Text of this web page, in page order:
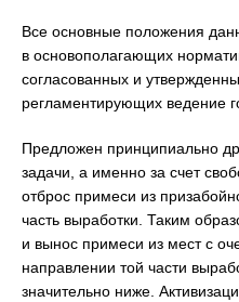
Все основные положения
в основополагающих
согласованных и
регламентирующих ведение
Предложен принципиально
задачи, а именно за счет
отброс примеси из
часть выработки. Таким
и вынос примеси из мест с
направлении той части
значительно ниже.